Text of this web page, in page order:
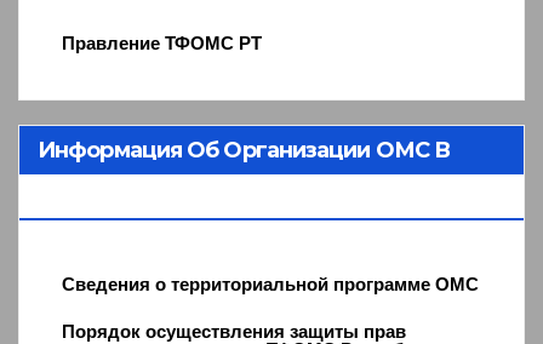
Правление ТФОМС РТ
Информация Об Организации ОМС В
Сведения о территориальной программе ОМС
Порядок осуществления защиты прав